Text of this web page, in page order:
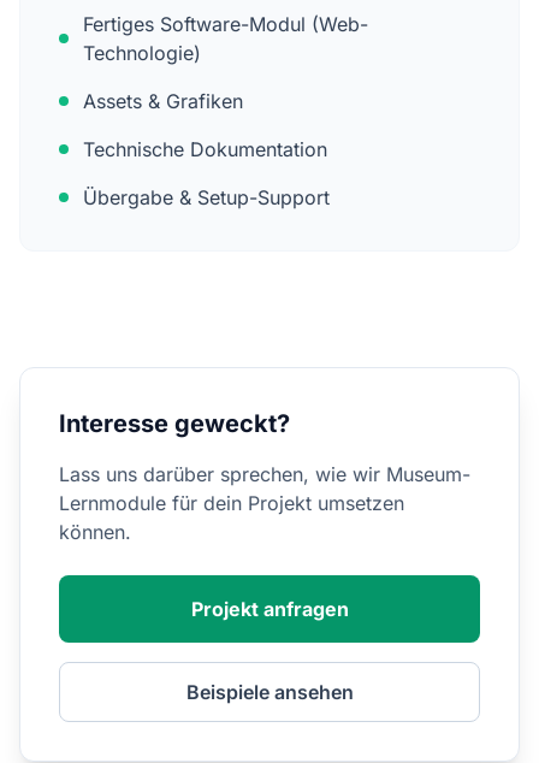
Fertiges Software-Modul (Web-
Technologie)
Assets & Grafiken
Technische Dokumentation
Übergabe & Setup-Support
Interesse geweckt?
Lass uns darüber sprechen, wie wir Museum-
Lernmodule für dein Projekt umsetzen
können.
Projekt anfragen
Beispiele ansehen